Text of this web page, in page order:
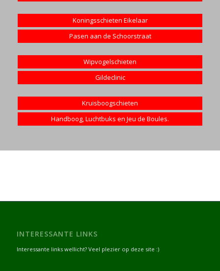
Koningsschieten Eikelaar
Pasen aan de Schoorstraat
Wipvogelschieten
Gildeclinic
Kruisboogschieten
Handboog, Luchtbuks en Jeu de Boules.
INTERESSANTE LINKS
Interessante links wellicht? Veel plezier op deze site :)